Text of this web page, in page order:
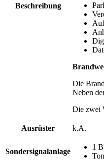
Beschreibung
Die
Neben
Die zwei
Ausrüster k.A.
Sondersignalanlage
1